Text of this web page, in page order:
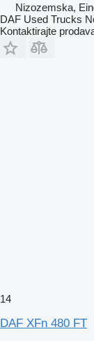
Nizozemska,
DAF Used Trucks
Kontaktirajte
14
DAF XFn 480 FT